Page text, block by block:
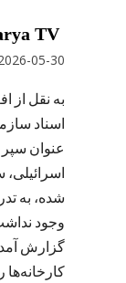
TV
05-30
به نقل از
اسناد
عنوان
شده، به‌
وجود
گزارش